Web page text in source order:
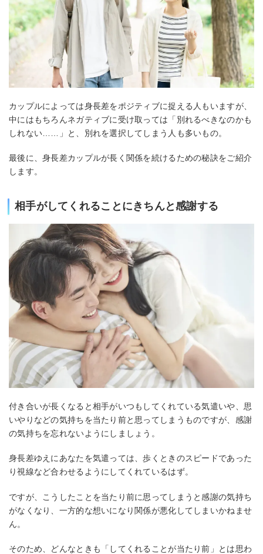
カップルによっては身長差をポジティブに捉える人もいますが、
中にはもちろんネガティブに受け取っては「別れるべきなのかも
しれない……」と、別れを選択してしまう人も多いもの。
最後に、身長差カップルが長く関係を続けるための秘訣をご紹介
します。
相手がしてくれることにきちんと感謝する
付き合いが長くなると相手がいつもしてくれている気遣いや、思
いやりなどの気持ちを当たり前と思ってしまうものですが、感謝
の気持ちを忘れないようにしましょう。
身長差ゆえにあなたを気遣っては、歩くときのスピードであった
り視線など合わせるようにしてくれているはず。
ですが、こうしたことを当たり前に思ってしまうと感謝の気持ち
がなくなり、一方的な想いになり関係が悪化してしまいかねませ
ん。
そのため、どんなときも「してくれることが当たり前」とは思わ